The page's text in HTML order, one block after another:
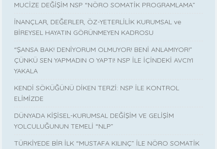
MUCİZE DEĞİŞİM NSP “NÖRO SOMATİK PROGRAMLAMA”
İNANÇLAR, DEĞERLER, ÖZ-YETERLİLİK KURUMSAL ve
BİREYSEL HAYATIN GÖRÜNMEYEN KADROSU
“ŞANSA BAK! DENİYORUM OLMUYOR! BENİ ANLAMIYOR!”
ÇÜNKÜ SEN YAPMADIN O YAPTI! NSP İLE İÇİNDEKİ AVCIYI
YAKALA
KENDİ SÖKÜĞÜNÜ DİKEN TERZİ: NSP İLE KONTROL
ELİMİZDE
DÜNYADA KİŞİSEL-KURUMSAL DEĞİŞİM VE GELİŞİM
YOLCULUĞUNUN TEMELİ “NLP”
TÜRKİYEDE BİR İLK “MUSTAFA KILINÇ” İLE NÖRO SOMATİK